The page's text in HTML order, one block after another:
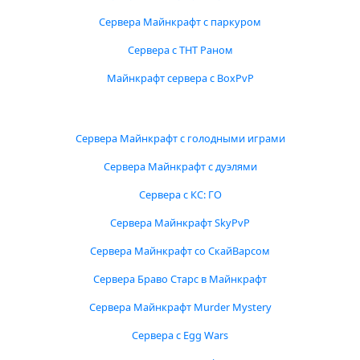
Сервера Майнкрафт с паркуром
Сервера с ТНТ Раном
Майнкрафт сервера с BoxPvP
Сервера Майнкрафт с голодными играми
Сервера Майнкрафт с дуэлями
Сервера с КС: ГО
Сервера Майнкрафт SkyPvP
Сервера Майнкрафт со СкайВарсом
Сервера Браво Старс в Майнкрафт
Сервера Майнкрафт Murder Mystery
Сервера с Egg Wars